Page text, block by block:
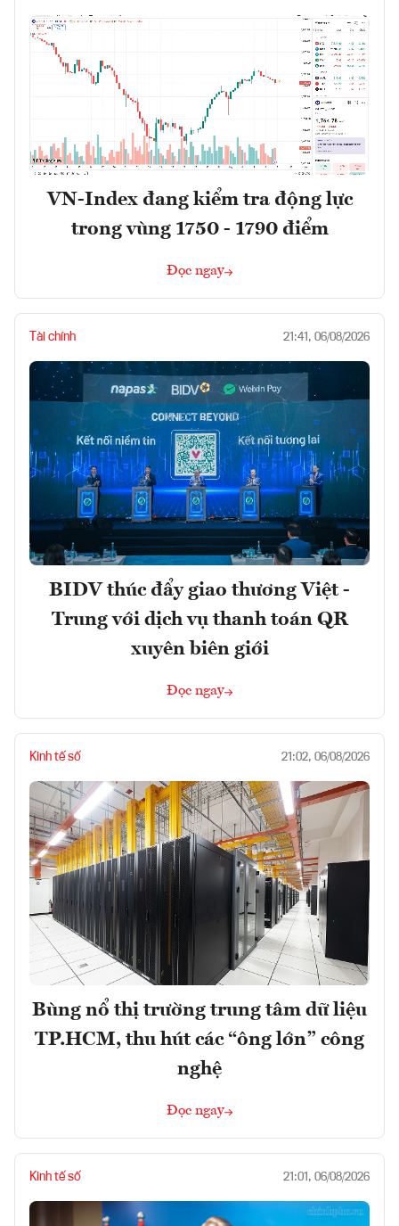
VN-Index đang kiểm tra động lực
trong vùng 1750 - 1790 điểm
Đọc ngay
Tài chính 21:41, 06/08/2026
BIDV thúc đẩy giao thương Việt -
Trung với dịch vụ thanh toán QR
xuyên biên giới
Đọc ngay
Kinh tế số 21:02, 06/08/2026
Bùng nổ thị trường trung tâm dữ liệu
TP.HCM, thu hút các “ông lớn” công
nghệ
Đọc ngay
Kinh tế số 21:01, 06/08/2026